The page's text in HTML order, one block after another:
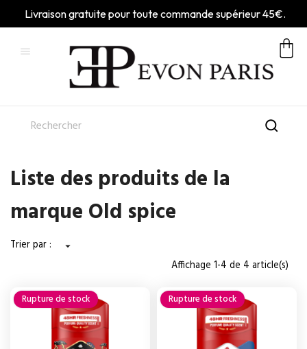
Livraison gratuite pour toute commande supérieur 45€.

Liste des produits de la
marque Old spice
Trier par : 
Affichage 1-4 de 4 article(s)
Rupture de stock Rupture de stock